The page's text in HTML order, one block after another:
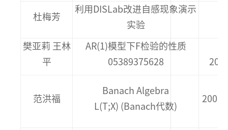
杜梅芳
利用DISLab改进自感现象演示
实验
樊亚莉 王林
平
AR(1)模型下F检验的性质
05389375628
范洪福
Banach Algebra
L(T;X) (Banach代数)
2006